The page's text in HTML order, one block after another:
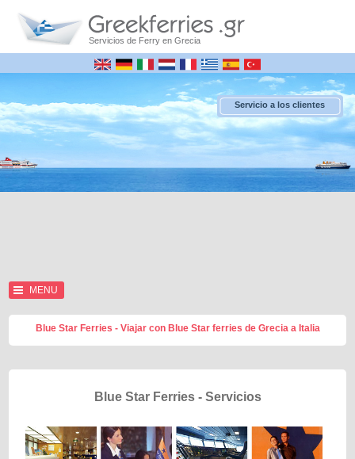
Servicios de Ferry en Grecia
Servicio a los clientes
MENU
Blue Star Ferries - Viajar con Blue Star ferries de Grecia a Italia
Blue Star Ferries - Servicios